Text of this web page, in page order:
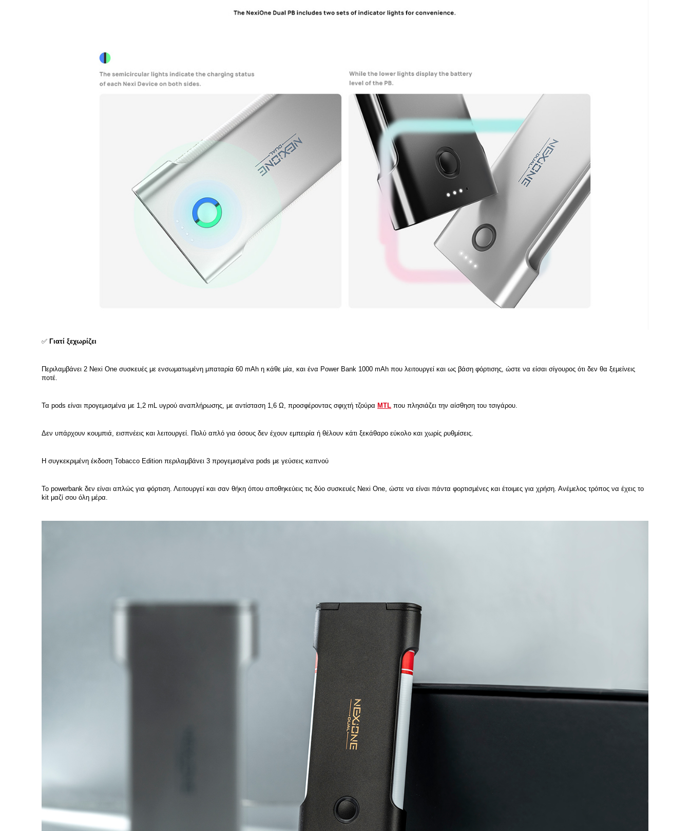
✅ Γιατί ξεχωρίζει
Περιλαμβάνει 2 Nexi One συσκευές με ενσωματωμένη μπαταρία 60 mAh η κάθε μία, και ένα Power Bank 1000 mAh που λειτουργεί και ως βάση φόρτισης, ώστε να είσαι σίγουρος ότι δεν θα ξεμείνεις
ποτέ.
Τα pods είναι προγεμισμένα με 1,2 mL υγρού αναπλήρωσης, με αντίσταση 1,6 Ω, προσφέροντας σφιχτή τζούρα MTL που πλησιάζει την αίσθηση του τσιγάρου.
Δεν υπάρχουν κουμπιά, εισπνέεις και λειτουργεί. Πολύ απλό για όσους δεν έχουν εμπειρία ή θέλουν κάτι ξεκάθαρο εύκολο και χωρίς ρυθμίσεις.
Η συγκεκριμένη έκδοση Tobacco Edition περιλαμβάνει 3 προγεμισμένα pods με γεύσεις καπνού
Το powerbank δεν είναι απλώς για φόρτιση. Λειτουργεί και σαν θήκη όπου αποθηκεύεις τις δύο συσκευές Nexi One, ώστε να είναι πάντα φορτισμένες και έτοιμες για χρήση. Ανέμελος τρόπος να έχεις το
kit μαζί σου όλη μέρα.